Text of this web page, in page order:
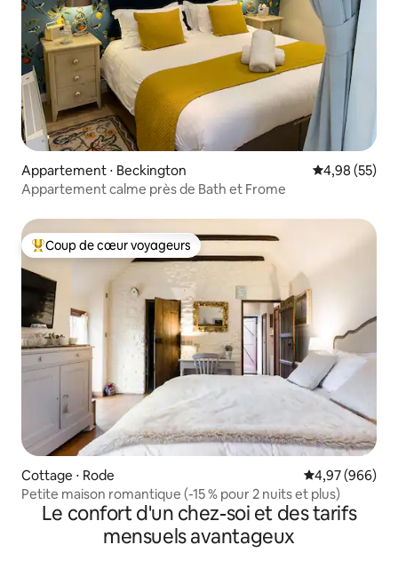
Appartement ⋅ Beckington Évaluation
4,98 (55)
Appartement calme près de Bath et Frome
Coups de cœur voyageurs les plus appréciés
Coup de cœur voyageurs
Cottage ⋅ Rode Évaluation
4,97 (966)
Petite maison romantique (-15 % pour 2 nuits et plus)
Le confort d'un chez-soi et des tarifs
mensuels avantageux